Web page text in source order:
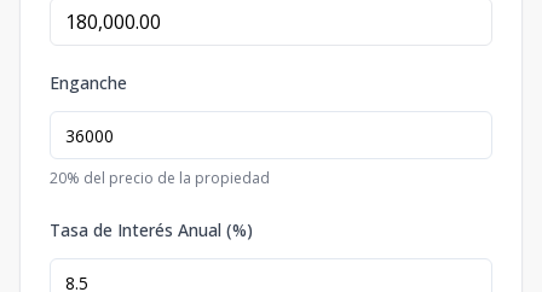
Enganche
20% del precio de la propiedad
Tasa de Interés Anual (%)